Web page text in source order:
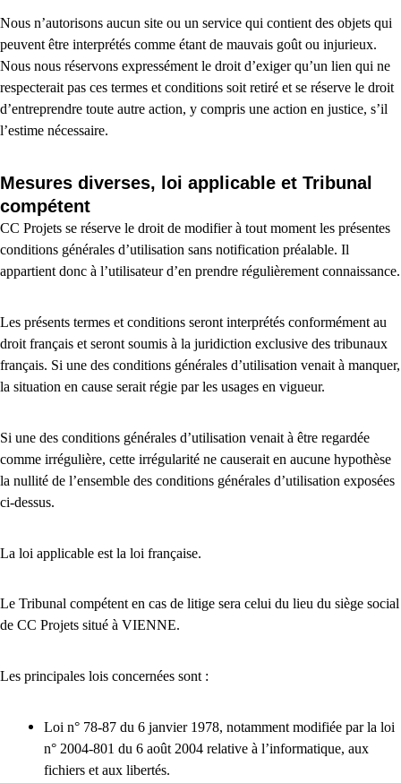
Nous n’autorisons aucun site ou un service qui contient des objets qui
peuvent être interprétés comme étant de mauvais goût ou injurieux.
Nous nous réservons expressément le droit d’exiger qu’un lien qui ne
respecterait pas ces termes et conditions soit retiré et se réserve le droit
d’entreprendre toute autre action, y compris une action en justice, s’il
l’estime nécessaire.
Mesures diverses, loi applicable et Tribunal
compétent
CC Projets se réserve le droit de modifier à tout moment les présentes
conditions générales d’utilisation sans notification préalable. Il
appartient donc à l’utilisateur d’en prendre régulièrement connaissance.
Les présents termes et conditions seront interprétés conformément au
droit français et seront soumis à la juridiction exclusive des tribunaux
français. Si une des conditions générales d’utilisation venait à manquer,
la situation en cause serait régie par les usages en vigueur.
Si une des conditions générales d’utilisation venait à être regardée
comme irrégulière, cette irrégularité ne causerait en aucune hypothèse
la nullité de l’ensemble des conditions générales d’utilisation exposées
ci-dessus.
La loi applicable est la loi française.
Le Tribunal compétent en cas de litige sera celui du lieu du siège social
de CC Projets situé à VIENNE.
Les principales lois concernées sont :
Loi n° 78-87 du 6 janvier 1978, notamment modifiée par la loi
n° 2004-801 du 6 août 2004 relative à l’informatique, aux
fichiers et aux libertés.